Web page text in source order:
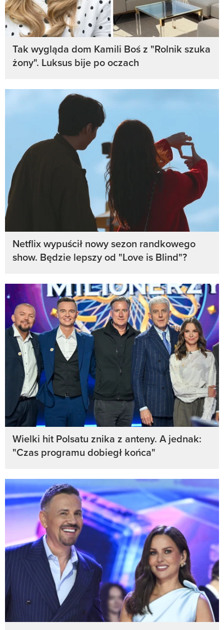
Tak wygląda dom Kamili Boś z "Rolnik szuka
żony". Luksus bije po oczach
Netflix wypuścił nowy sezon randkowego
show. Będzie lepszy od "Love is Blind"?
Wielki hit Polsatu znika z anteny. A jednak:
"Czas programu dobiegł końca"